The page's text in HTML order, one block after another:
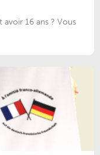
16 ans ? Vous